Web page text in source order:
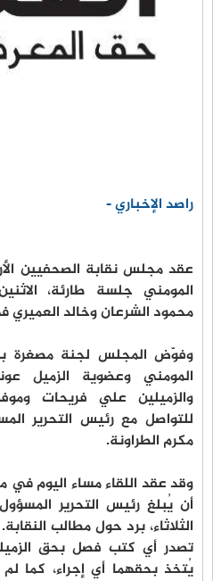
راصد الإخباري -
عقد مجلس نقابة الصحفيين
المومني جلسة طارئة،
محمود الشرعان وخالد العميري
وفوّض المجلس لجنة مصغرة
المومني وعضوية الزميل
والزميلين علي فريحات
للتواصل مع رئيس التحرير
مكرم الطراونة.
وقد عقد اللقاء مساء اليوم في
أن يُبلغ رئيس التحرير
الثلاثاء، برد حول مطالب
تصدر أي كتب فصل بحق
يُتخذ بحقهما أي إجراء، كما